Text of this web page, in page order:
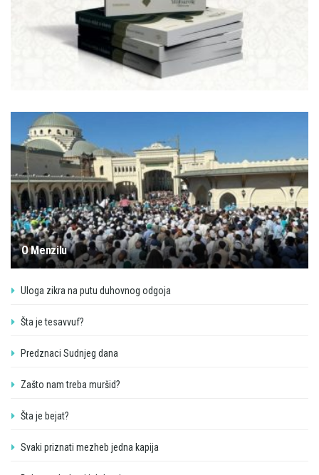
O Menzilu
Uloga zikra na putu duhovnog odgoja
Šta je tesavvuf?
Predznaci Sudnjeg dana
Zašto nam treba muršid?
Šta je bejat?
Svaki priznati mezheb jedna kapija